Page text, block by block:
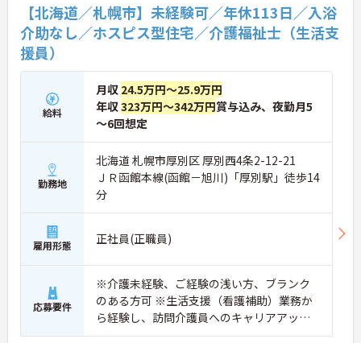
★おすすめPOINT★
【無理なくステップアップできる業務内容】
・実務未経験からでも挑戦可能です
・入浴介助なし、まずは生活支援や看護師のサポー
トからスタートできます
・資格取得支援制度を活用し、将来的に訪問介護員
を目指せる環境です
【手厚い待遇と働きやすさの両立】
・介護福祉士手当25,000円あり
・残業は全社平均残業月5時間程度と少なくプライ
ベートの時間を確保できます
・3日以上の連続休暇取得で支援金が支給される独
自の制度があります
・夏季・冬季の特別休暇があり年間休日は113日し
っかりと休めます
【安心の教育・チームサポート体制】
・手厚い人員配置で困った時もすぐに相談可能です
【北海道／札幌市】未経験可／年休113日／入浴
介助なし／ホスピス型住宅／介護福祉士（生活支
援員）
給料
月収 24.5万円～25.9万円
年収323万円～342万円賞与込み、夜勤月5
～6回想定
勤務地
北海道 札幌市厚別区 厚別西4条2-12-21
ＪＲ函館本線(函館－旭川)「厚別駅」徒歩14
分
雇用形態 正社員(正職員)
応募要件
※介護未経験、ご経験の浅い方、ブランク
のある方可 ※生活支援（看護補助）業務か
ら経験し、訪問介護員へのキャリアアップ
を目指せます